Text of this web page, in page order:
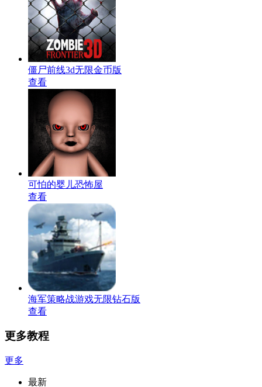
僵尸前线3d无限金币版
查看
可怕的婴儿恐怖屋
查看
海军策略战游戏无限钻石版
查看
更多教程
更多
最新